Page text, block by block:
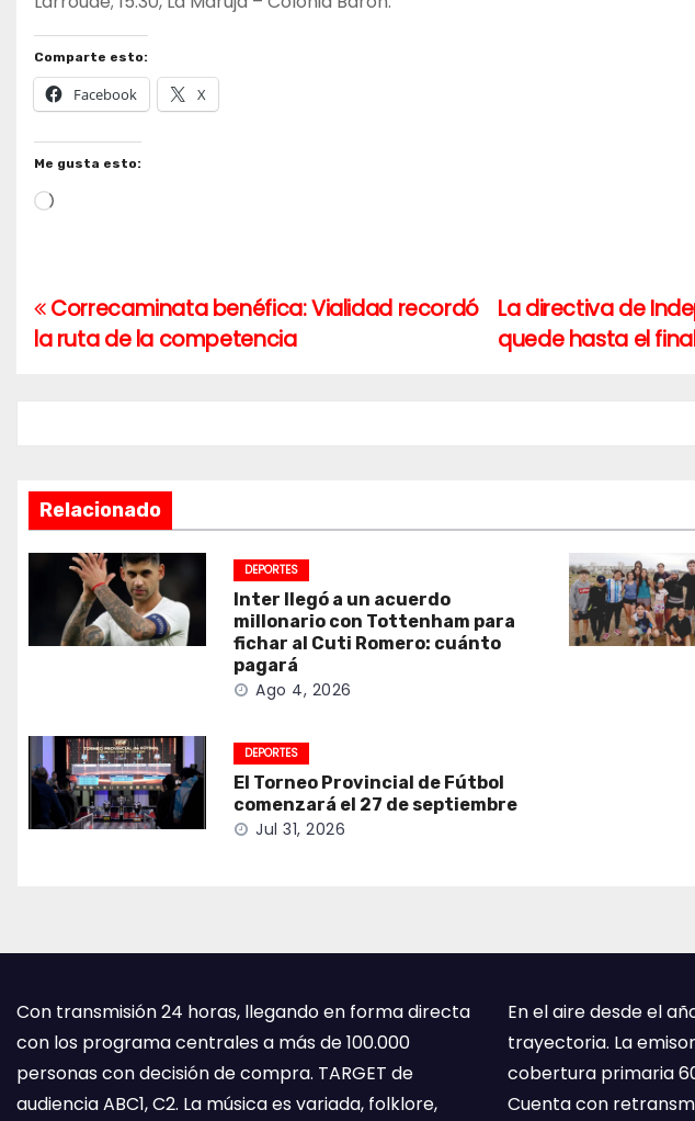
Comparte esto:
Facebook X
Me gusta esto:
Cargando...
Navegación
de
La directiva de
quede hasta el
Correcaminata benéfica: Vialidad recordó
la ruta de la competencia
Relacionado
DEPORTES
Inter llegó a un acuerdo
millonario con Tottenham para
fichar al Cuti Romero: cuánto
pagará
Ago 4, 2026
DEPORTES
El Torneo Provincial de Fútbol
comenzará el 27 de septiembre
Jul 31, 2026
Con transmisión 24 horas, llegando en forma directa
con los programa centrales a más de 100.000
personas con decisión de compra. TARGET de
audiencia ABC1, C2. La música es variada, folklore,
En el aire desde el
trayectoria. La
cobertura primaria
Cuenta con